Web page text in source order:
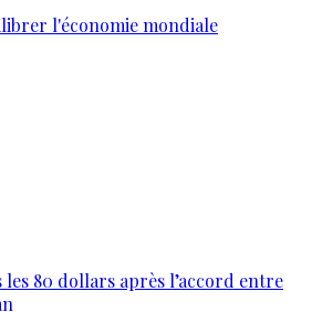
l'économie mondiale
les 80 dollars après l’accord entre